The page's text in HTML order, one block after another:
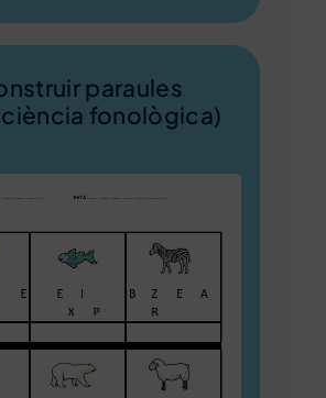
paraules
fonològica)